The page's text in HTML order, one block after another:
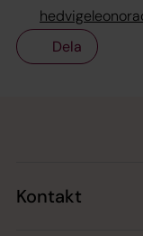
Dela
Kontakt